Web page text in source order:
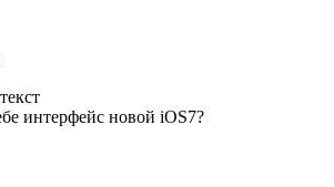
интерфейс новой iOS7?